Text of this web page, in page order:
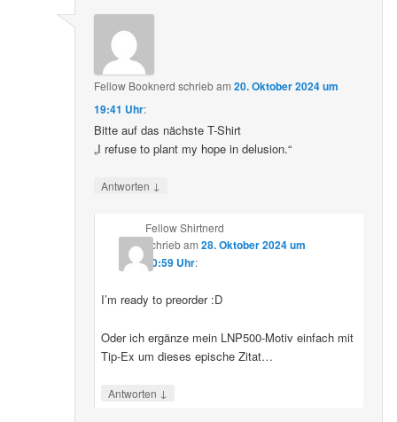
Fellow Booknerd schriebam20. Oktober 2024 um
19:41 Uhr:
Bitte auf das nächste T-Shirt
„I refuse to plant my hope in delusion.“
Antworten ↓
Fellow Shirtnerd
schriebam 28. Oktober 2024 um
10:59 Uhr:
I’m ready to preorder :D
Oder ich ergänze mein LNP500-Motiv einfach mit
Tip-Ex um dieses epische Zitat…
Antworten ↓